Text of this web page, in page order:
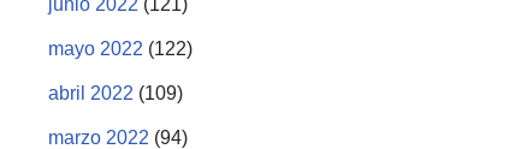
mayo 2022 (122)
abril 2022 (109)
marzo 2022 (94)